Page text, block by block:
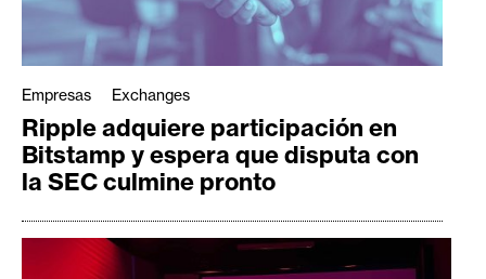
Empresas Exchanges
Ripple adquiere participación en
Bitstamp y espera que disputa con
la SEC culmine pronto